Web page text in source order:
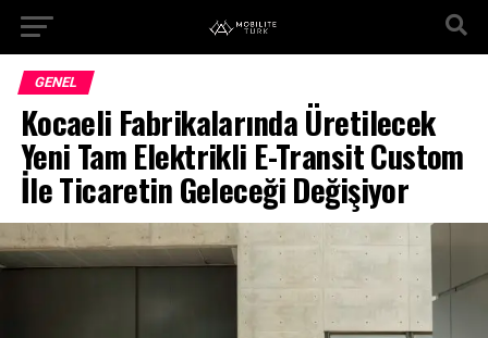
GENEL
Kocaeli Fabrikalarında Üretilecek
Yeni Tam Elektrikli E-Transit Custom
İle Ticaretin Geleceği Değişiyor